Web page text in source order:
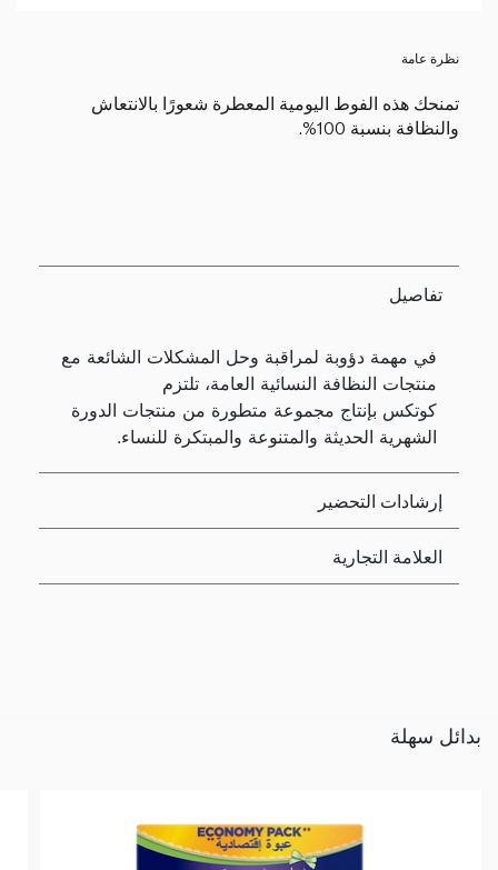
نظرة عامة
تمنحك هذه الفوط اليومية المعطرة شعورًا بالانتعاش
والنظافة بنسبة 100%.
تفاصيل
في مهمة دؤوبة لمراقبة وحل المشكلات الشائعة مع
منتجات النظافة النسائية العامة، تلتزم
كوتكس بإنتاج مجموعة متطورة من منتجات الدورة
الشهرية الحديثة والمتنوعة والمبتكرة للنساء.
إرشادات التحضير
العلامة التجارية
بدائل سهلة